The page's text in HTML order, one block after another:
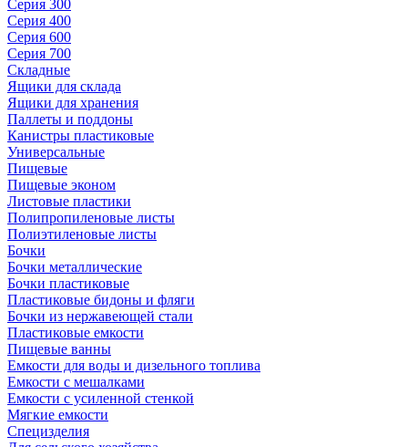
Серия 300
Серия 400
Серия 600
Серия 700
Складные
Ящики для склада
Ящики для хранения
Паллеты и поддоны
Канистры пластиковые
Универсальные
Пищевые
Пищевые эконом
Листовые пластики
Полипропиленовые листы
Полиэтиленовые листы
Бочки
Бочки металлические
Бочки пластиковые
Пластиковые бидоны и фляги
Бочки из нержавеющей стали
Пластиковые емкости
Пищевые ванны
Емкости для воды и дизельного топлива
Емкости с мешалками
Емкости с усиленной стенкой
Мягкие емкости
Специзделия